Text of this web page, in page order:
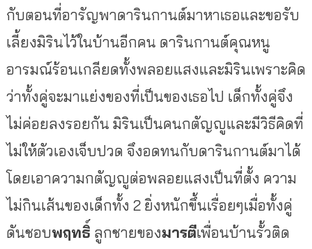
กับตอนที่อารัญพาดารินกานต์มาหาเธอและขอรับ
เลี้ยงมิรินไว้ในบ้านอีกคน ดารินกานต์คุณหนู
อารมณ์ร้อนเกลียดทั้งพลอยแสงและมิรินเพราะคิด
ว่าทั้งคู่จะมาแย่งของที่เป็นของเธอไป เด็กทั้งคู่จึง
ไม่ค่อยลงรอยกัน มิรินเป็นคนกตัญญูและมีวิธีคิดที่
ไม่ให้ตัวเองเจ็บปวด จึงอดทนกับดารินกานต์มาได้
โดยเอาความกตัญญูต่อพลอยแสงเป็นที่ตั้ง ความ
ไม่กินเส้นของเด็กทั้ง 2 ยิ่งหนักขึ้นเรื่อยๆเมื่อทั้งคู่
ดันชอบพฤทธิ์ ลูกชายของมารตีเพื่อนบ้านรั้วติด